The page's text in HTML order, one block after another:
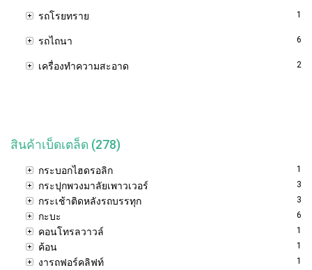
รถโรยทราย 1
รถไถนา 6
เครื่องทำความสะอาด 2
สินค้าเบ็ดเตล็ด (278)
กระบอกไฮดรอลิก 1
กระปุกพวงมาลัยเพาวเวอร์ 3
กระเช้าติดหลังรถบรรทุก 3
กะบะ 6
คอนโทรลวาวล์ 1
ค้อน 1
งารถฟอร์คลิฟท์ 1